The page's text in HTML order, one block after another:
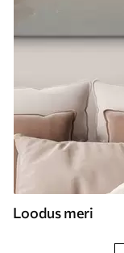
Loodus meri